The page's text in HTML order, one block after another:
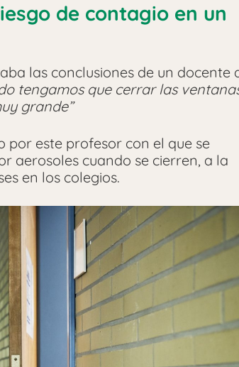
de contagio en un
las conclusiones de un docente
tengamos que cerrar las
grande”
por este profesor con el que se
aerosoles cuando se cierren, a la
en los colegios.